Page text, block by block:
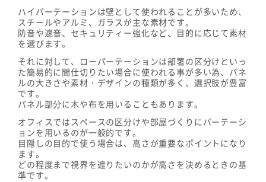
ハイパーテーションは壁として使われることが多いため、
スチールやアルミ、ガラスが主な素材です。
防音や遮音、セキュリティー強化など、目的に応じて素材
を選びます。
それに対して、ローパーテーションは部署の区分けといっ
た簡易的に間仕切りたい場合に使われる事が多い為、パネ
ルの大きさや素材・デザインの種類が多く、選択肢が豊富
です。
パネル部分に木や布を用いることもあります。
オフィスではスペースの区分けや部屋づくりにパーテーシ
ョンを用いるのが一般的です。
目隠しの目的で使う場合は、高さが重要なポイントになり
ます。
どの程度まで視界を遮りたいのかが高さを決めるときの基
準です。